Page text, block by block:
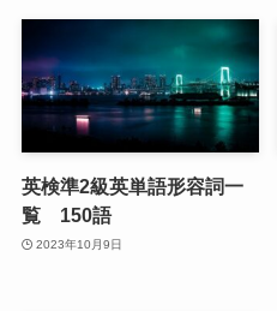
英検準2級英単語形容詞一
覧 150語
2023年10月9日